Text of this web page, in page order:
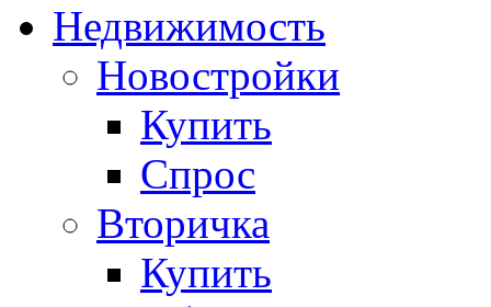
Недвижимость
Новостройки
Купить
Спрос
Вторичка
Купить